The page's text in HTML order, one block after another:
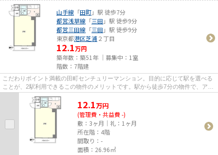
山手線 「田町」駅 徒歩7分
都営浅草線 「三田 」駅 徒歩9分
都営三田線 「三田 」駅 徒歩9分
東京都港区芝浦２丁目
12.1万円
築年数：築51年 ｜募集中： 1室
階数：7階建
こだわりポイント満載の田町センチュリーマンション。目的に応じて駅を選べる
ことが、2駅利用できるこの物件のメリットです。駅から徒歩7分の物件で、アク
セス良好です。
12.1万円
(管理費・共益費 -)
敷：3ヶ月｜礼：1ヶ月
所在階：4階
間取り：-
面積：26.96㎡